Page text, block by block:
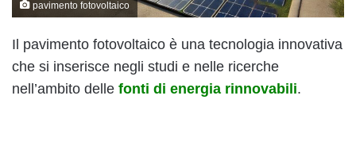
pavimento fotovoltaico
Il pavimento fotovoltaico è una tecnologia innovativa
che si inserisce negli studi e nelle ricerche
nell’ambito delle fonti di energia rinnovabili.